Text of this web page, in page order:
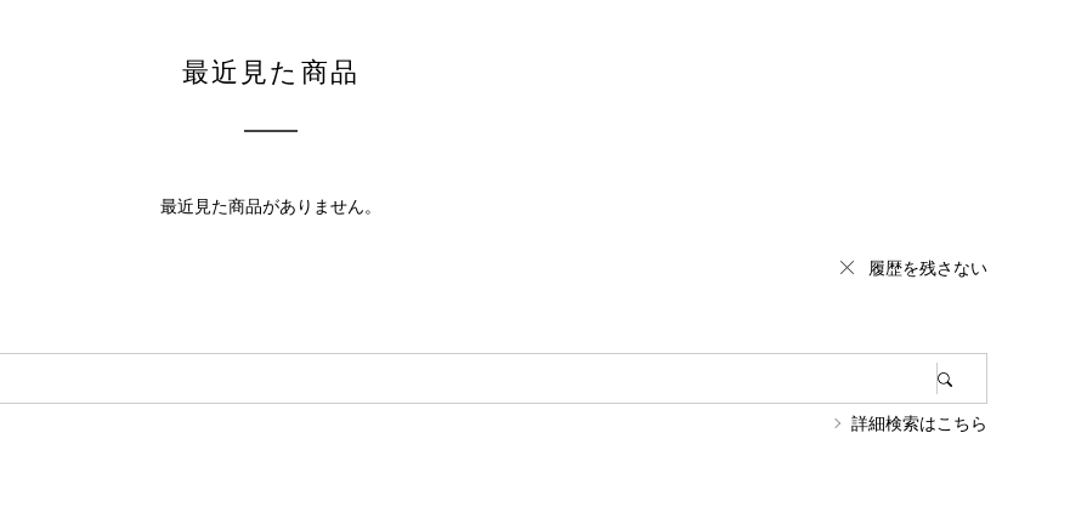
最近見た商品
最近見た商品がありません。
履歴を残さない
詳細検索はこちら